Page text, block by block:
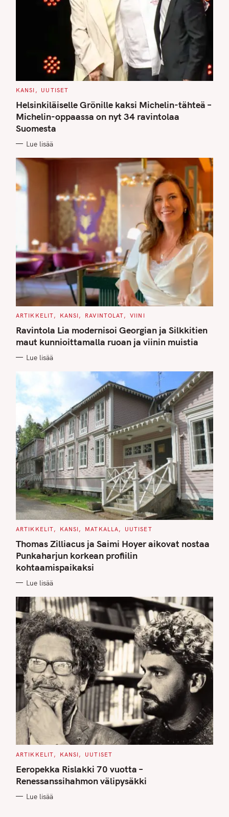
C
T
E
G
O
R
I
S
KANSI UUTISET
Helsinkiläiselle Grönille kaksi Michelin-tähteä –
Michelin-oppaassa on nyt 34 ravintolaa
Suomesta
Lue lisää
C
T
E
G
O
I
ARTIKKELIT KANSI RAVINTOLAT VIINI
Ravintola Lia modernisoi Georgian ja Silkkitien
maut kunnioittamalla ruoan ja viinin muistia
Lue lisää
C
T
E
G
O
R
I
S
ARTIKKELIT KANSI MATKALLA UUTISET
Thomas Zilliacus ja Saimi Hoyer aikovat nostaa
Punkaharjun korkean profiilin
kohtaamispaikaksi
Lue lisää
C
T
E
G
O
I
ARTIKKELIT KANSI UUTISET
Eeropekka Rislakki 70 vuotta –
Renessanssihahmon välipysäkki
Lue lisää